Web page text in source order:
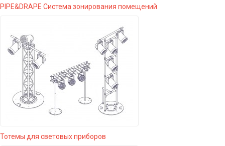
PIPE&DRAPE Система зонирования помещений
Тотемы для световых приборов